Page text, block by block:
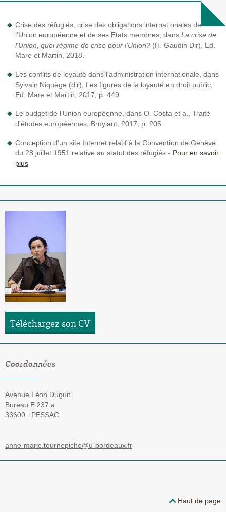
Crise des réfugiés, crise des obligations internationales de
l’Union européenne et de ses Etats membres, dans La crise de
l'Union, quel régime de crise pour l'Union? (H. Gaudin Dir), Ed.
Mare et Martin, 2018.
Les conflits de loyauté dans l'administration internationale, dans
Sylvain Niquège (dir), Les figures de la loyauté en droit public,
Ed. Mare et Martin, 2017, p. 449
Le budget de l’Union européenne, dans O. Costa et a., Traité
d’études européennes, Bruylant, 2017, p. 205
Conception d'un site Internet relatif à la Convention de Genève
du 28 juillet 1951 relative au statut des réfugiés - Pour en savoir
plus
Téléchargez son CV
Coordonnées
Avenue Léon Duguit
Bureau E 237 a
33600 PESSAC
anne-marie.tournepiche@u-bordeaux.fr
Haut de page